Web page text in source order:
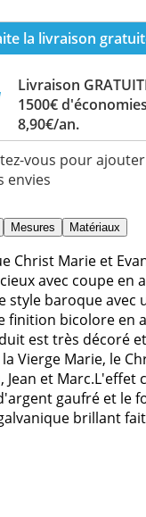
la livraison
Livraison
1500€
8,90€/an.
vous pour
envies
Mesures Matériaux
Christ Marie et
avec coupe en
style baroque avec
finition bicolore en
est très décoré
Vierge Marie, le
Jean et Marc.L'effet
gaufré et le
brillant